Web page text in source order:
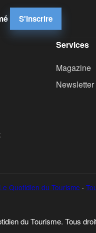
S'inscrire
Services
Magazine
Newsletter
Le Quotidien du Tourisme ·
du Tourisme. Tous